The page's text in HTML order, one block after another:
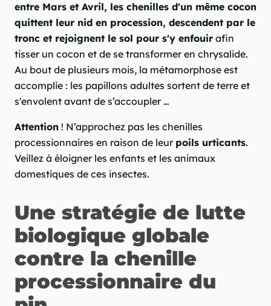
entre Mars et Avril, les chenilles d'un même cocon
quittent leur nid en procession, descendent par le
tronc et rejoignent le sol pour s'y enfouir afin
tisser un cocon et de se transformer en chrysalide.
Au bout de plusieurs mois, la métamorphose est
accomplie : les papillons adultes sortent de terre et
s'envolent avant de s’accoupler …
Attention ! N’approchez pas les chenilles
processionnaires en raison de leur poils urticants.
Veillez à éloigner les enfants et les animaux
domestiques de ces insectes.
Une stratégie de lutte
biologique globale
contre la chenille
processionnaire du